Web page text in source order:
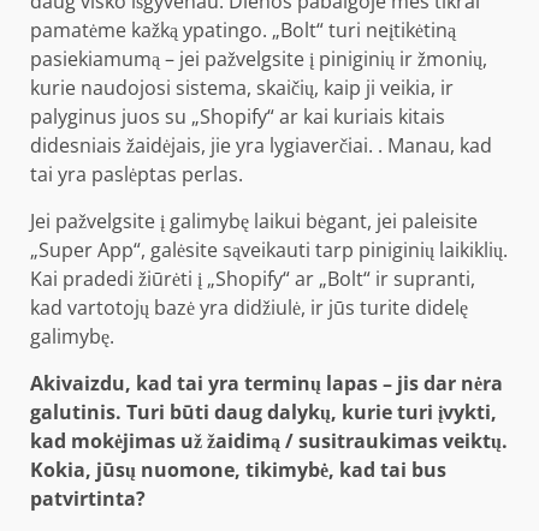
pamatėme kažką ypatingo. „Bolt“ turi neįtikėtiną
pasiekiamumą – jei pažvelgsite į piniginių ir žmonių,
kurie naudojosi sistema, skaičių, kaip ji veikia, ir
palyginus juos su „Shopify“ ar kai kuriais kitais
didesniais žaidėjais, jie yra lygiaverčiai. . Manau, kad
tai yra paslėptas perlas.
Jei pažvelgsite į galimybę laikui bėgant, jei paleisite
„Super App“, galėsite sąveikauti tarp piniginių laikiklių.
Kai pradedi žiūrėti į „Shopify“ ar „Bolt“ ir supranti,
kad vartotojų bazė yra didžiulė, ir jūs turite didelę
galimybę.
Akivaizdu, kad tai yra terminų lapas – jis dar nėra
galutinis. Turi būti daug dalykų, kurie turi įvykti,
kad mokėjimas už žaidimą / susitraukimas veiktų.
Kokia, jūsų nuomone, tikimybė, kad tai bus
patvirtinta?